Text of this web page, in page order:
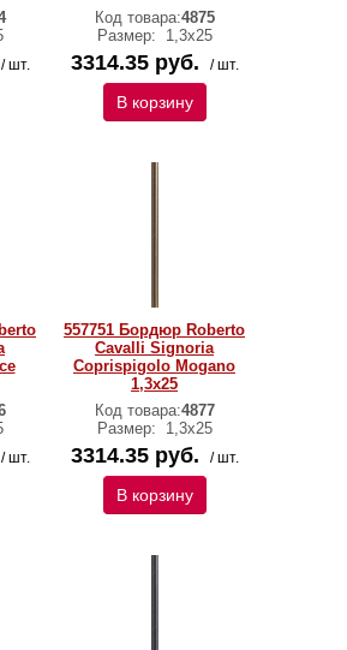
/ шт.
Код товара:4875
Размер:
1,3x25
3314.35 руб. / шт.
В корзину
/ шт.
557751 Бордюр Roberto
Cavalli Signoria
Coprispigolo Mogano
1,3x25
Код товара:4877
Размер:
1,3x25
3314.35 руб. / шт.
В корзину